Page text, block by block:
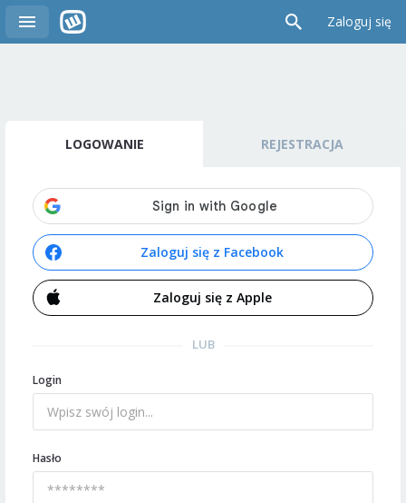
Zaloguj się
LOGOWANIE REJESTRACJA
Zaloguj się z Facebook
Zaloguj się z Apple
LUB
Login
Hasło